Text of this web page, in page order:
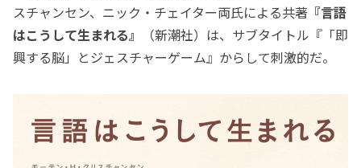
スチャンセン、ニック・チェイター両氏による共著 『言語
はこうして生まれる』
（新潮社）は、サブタイトル『「即
興する脳」とジェスチャーゲーム』からして刺激的だ。